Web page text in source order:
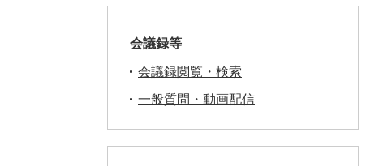
会議録等
会議録閲覧・検索
一般質問・動画配信